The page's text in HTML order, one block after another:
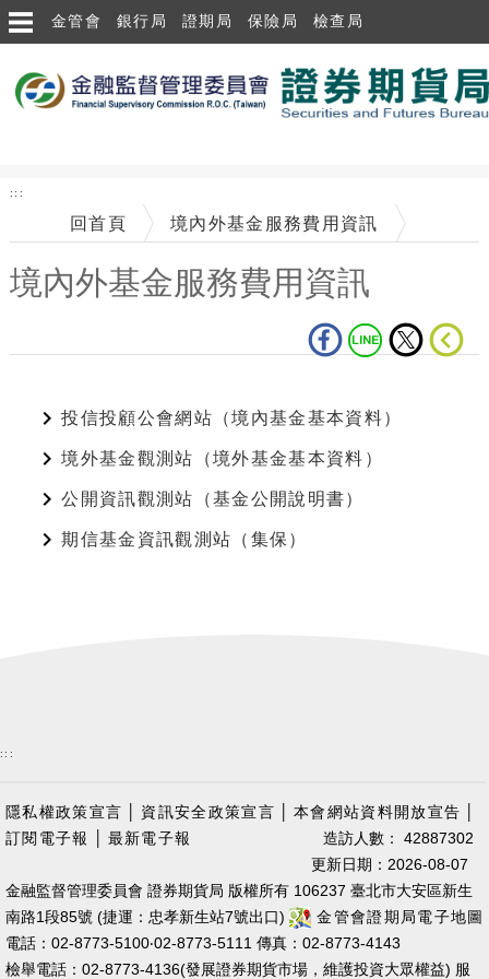
跳到主要內容區塊
金管會 銀行局 證期局 保險局 檢查局
:::
回首頁 境內外基金服務費用資訊
境內外基金服務費用資訊
投信投顧公會網站（境內基金基本資料）
境外基金觀測站（境外基金基本資料）
公開資訊觀測站（基金公開說明書）
期信基金資訊觀測站（集保）
:::
隱私權政策宣言 資訊安全政策宣言 │本會網站資料開放宣告
訂閱電子報
最新電子報
造訪人數： 42887302
更新日期：2026-08-07
金融監督管理委員會 證券期貨局 版權所有 106237 臺北市大安區新生
南路1段85號 (捷運：忠孝新生站7號出口)
金管會證期局電子地圖
電話：02-8773-5100‧02-8773-5111 傳真：02-8773-4143
檢舉電話：02-8773-4136(發展證券期貨市場，維護投資大眾權益) 服